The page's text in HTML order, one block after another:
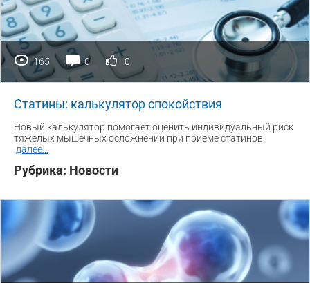
165 0 0
Статины: калькулятор спокойствия
Новый калькулятор помогает оценить индивидуальный риск
тяжелых мышечных осложнений при приеме статинов.
далее...
Рубрика: Новости